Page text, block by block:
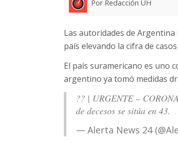
Por Redacción UH
Las autoridades de
país elevando la cifra de
El país suramericano es uno
argentino ya tomó medidas
?? | URGENTE –
de decesos se sitúa en 43.
— Alerta News 24